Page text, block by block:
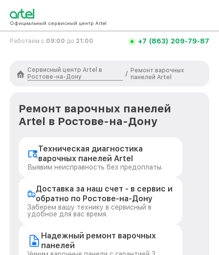
Официальный сервисный центр Artel
Работаем с 09:00 до 21:00 +7 (863) 209-79-87
Сервисный центр Artel в
Ростове-на-Дону
/ Ремонт варочных
панелей Artel
Ремонт варочных панелей
Artel в Ростове-на-Дону
Техническая диагностика
варочных панелей Artel
Выявим неисправность без предоплаты.
Доставка за наш счет - в сервис и
обратно по Ростове-на-Дону
Заберем вашу технику в сервисный в
удобное для вас время.
Надежный ремонт варочных
панелей